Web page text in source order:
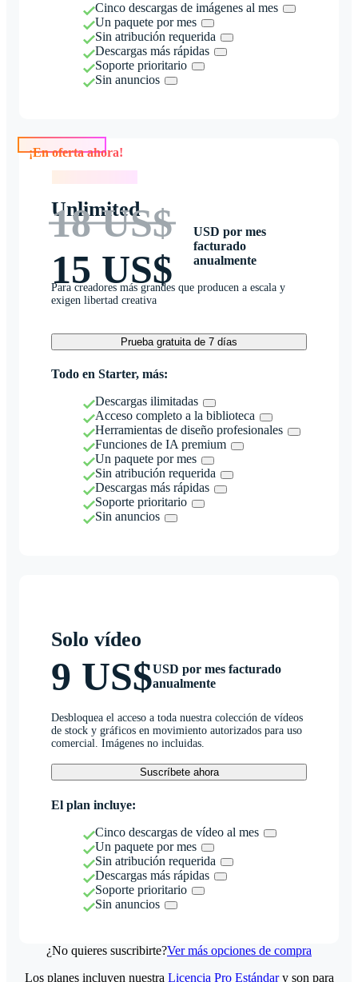
Cinco descargas de imágenes al mes
Un paquete por mes
Sin atribución requerida
Descargas más rápidas
Soporte prioritario
Sin anuncios
Unlimited
18 US$
15 US$
USD por mes
facturado
anualmente
Para creadores más grandes que producen a escala y
exigen libertad creativa
Prueba gratuita de 7 días
Todo en Starter, más:
Descargas ilimitadas
Acceso completo a la biblioteca
Herramientas de diseño profesionales
Funciones de IA premium
Un paquete por mes
Sin atribución requerida
Descargas más rápidas
Soporte prioritario
Sin anuncios
Solo vídeo
9 US$USD por mes facturado
anualmente
Desbloquea el acceso a toda nuestra colección de vídeos
de stock y gráficos en movimiento autorizados para uso
comercial. Imágenes no incluidas.
Suscríbete ahora
El plan incluye:
Cinco descargas de vídeo al mes
Un paquete por mes
Sin atribución requerida
Descargas más rápidas
Soporte prioritario
Sin anuncios
¿No quieres suscribirte?Ver más opciones de compra
Los planes incluyen nuestra Licencia Pro Estándary son para